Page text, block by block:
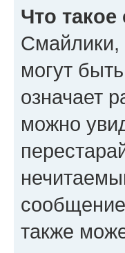
Что
Смайлики,
могут
означает
можно
также